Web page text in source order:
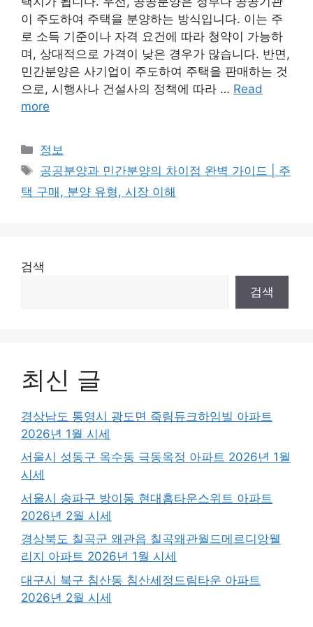
이 주도하여 주택을 분양하는 방식입니다. 이는 주
로 소득 기준이나 자격 요건에 따라 청약이 가능하
며, 상대적으로 가격이 낮은 경우가 많습니다. 반면,
민간분양은 사기업이 주도하여 주택을 판매하는 것
으로, 시행사나 건설사의 정책에 따라 … Read
more
Categories
정보
Tags
공공분양과 민간분양의 차이점 완벽 가이드 | 주
택 구매, 분양 유형, 시장 이해
검색
검색
최신 글
경상남도 통영시 광도면 죽림듀크하임빌 아파트
2026년 1월 시세
서울시 성동구 옥수동 극동옥정 아파트 2026년 1월
시세
서울시 송파구 방이동 현대홈타운스위트 아파트
2026년 2월 시세
경상북도 칠곡군 왜관읍 칠곡왜관월드메르디앙웰
리지 아파트 2026년 1월 시세
대구시 북구 침산동 침산세정드림타운 아파트
2026년 2월 시세